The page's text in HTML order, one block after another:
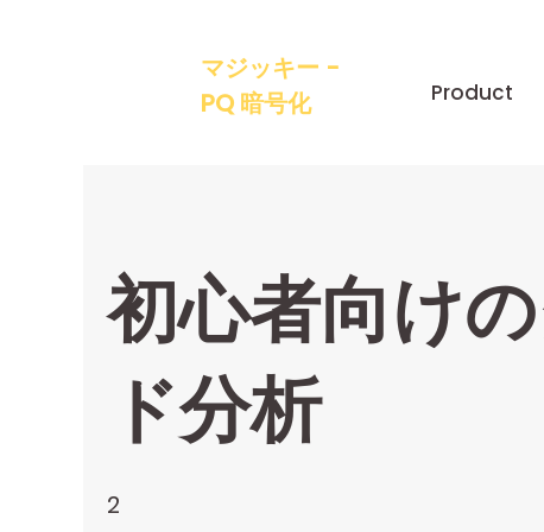
マジッキー -
PQ 暗号化
Product
初心者向け
ド分析
2
2 undefined